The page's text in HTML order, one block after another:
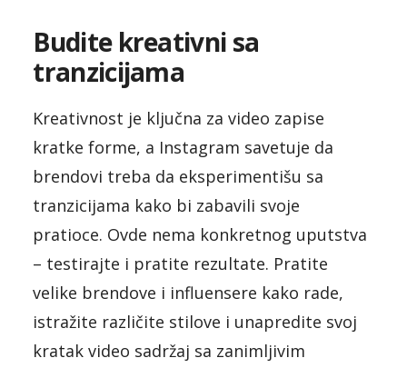
Budite kreativni sa
tranzicijama
Kreativnost je ključna za video zapise
kratke forme, a Instagram savetuje da
brendovi treba da eksperimentišu sa
tranzicijama kako bi zabavili svoje
pratioce. Ovde nema konkretnog uputstva
– testirajte i pratite rezultate. Pratite
velike brendove i influensere kako rade,
istražite različite stilove i unapredite svoj
kratak video sadržaj sa zanimljivim